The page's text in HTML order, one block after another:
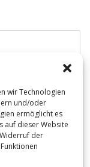
wir Technologien
und/oder
ermöglicht es
auf dieser Website
der